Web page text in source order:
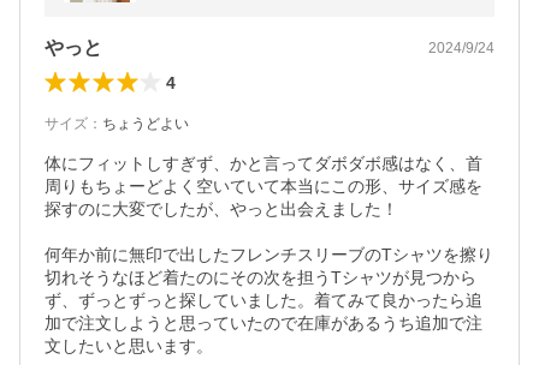
やっと 2024/9/24
4
サイズ ： ちょうどよい
体にフィットしすぎず、かと言ってダボダボ感はなく、首
周りもちょーどよく空いていて本当にこの形、サイズ感を
探すのに大変でしたが、やっと出会えました！
何年か前に無印で出したフレンチスリーブのTシャツを擦り
切れそうなほど着たのにその次を担うTシャツが見つから
ず、ずっとずっと探していました。着てみて良かったら追
加で注文しようと思っていたので在庫があるうち追加で注
文したいと思います。